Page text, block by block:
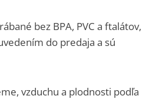
bez BPA, PVC a ftalátov,
do predaja a sú
vzduchu a plodnosti podľa